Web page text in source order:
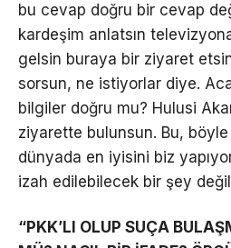
bu cevap doğru bir cevap
kardeşim anlatsın
gelsin buraya bir ziyaret
sorsun, ne istiyorlar diye.
bilgiler doğru mu? Hulusi
ziyarette bulunsun. Bu,
dünyada en iyisini biz
izah edilebilecek bir şey
“PKK’LI OLUP SUÇA